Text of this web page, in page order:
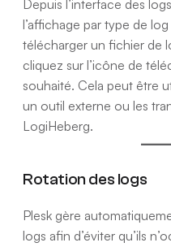
Depuis l’interface des
l’affichage par type de
télécharger un fichier de
cliquez sur l’icône de
souhaité. Cela peut être
un outil externe ou les
LogiHeberg.
Rotation des logs
Plesk gère
logs afin d’éviter qu’ils